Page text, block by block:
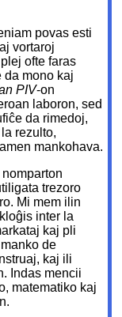
povas esti
vortaroj
ofte faras
da mono kaj
PIV-on
laboron, sed
da rimedoj,
rezulto,
mankohava.
trezoro
Mi mem ilin
inter la
kaj pli
de
kaj ili
Indas mencii
matematiko kaj